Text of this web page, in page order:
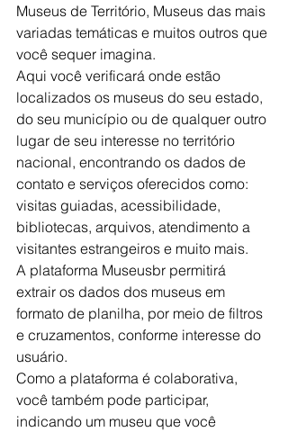
Museus de Território, Museus das mais
variadas temáticas e muitos outros que
você sequer imagina.
Aqui você verificará onde estão
localizados os museus do seu estado,
do seu município ou de qualquer outro
lugar de seu interesse no território
nacional, encontrando os dados de
contato e serviços oferecidos como:
visitas guiadas, acessibilidade,
bibliotecas, arquivos, atendimento a
visitantes estrangeiros e muito mais.
A plataforma Museusbr permitirá
extrair os dados dos museus em
formato de planilha, por meio de filtros
e cruzamentos, conforme interesse do
usuário.
Como a plataforma é colaborativa,
você também pode participar,
indicando um museu que você